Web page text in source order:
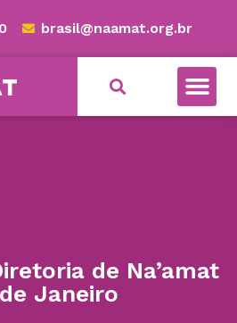
brasil@naamat.org.br
de Na’amat
Janeiro